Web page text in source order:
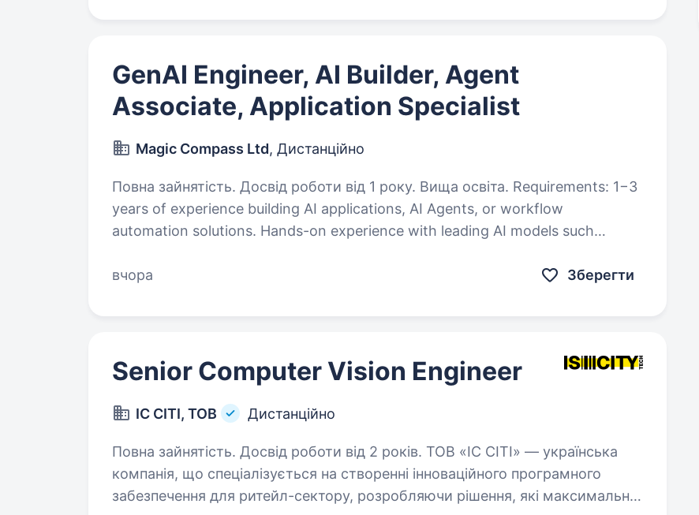
GenAI Engineer, AI Builder, Agent
Associate, Application Specialist
Magic Compass Ltd, Дистанційно
Повна зайнятість. Досвід роботи від 1 року. Вища освіта. Requirements: 1−3
years of experience building AI applications, AI Agents, or workflow
automation solutions. Hands-on experience with leading AI models such
вчора
Зберегти
Senior Computer Vision Engineer
ІС СІТІ, ТОВ Дистанційно
Повна зайнятість. Досвід роботи від 2 років. ТОВ «ІС СІТІ» — українська
компанія, що спеціалізується на створенні інноваційного програмного
забезпечення для ритейл-сектору, розробляючи рішення, які максимально